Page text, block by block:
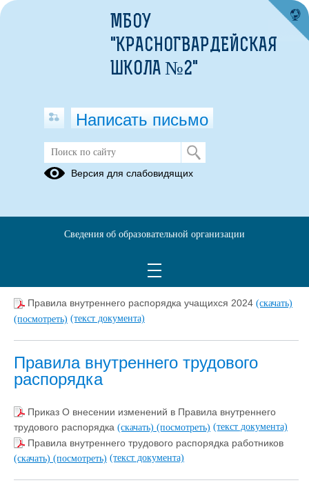
Устав образовательной организации
обучающихся (воспитанников)
Правила внутреннего распорядка учащихся 2024 (скачать)
(посмотреть) (текст документа)
Правила внутреннего трудового
распорядка
Приказ О внесении изменений в Правила внутреннего
трудового распорядка (скачать) (посмотреть) (текст документа)
Правила внутреннего трудового распорядка работников
(скачать) (посмотреть) (текст документа)
МБОУ
"КРАСНОГВАРДЕЙСКАЯ
ШКОЛА №2"
Написать письмо
Версия для слабовидящих
Сведения об образовательной организации